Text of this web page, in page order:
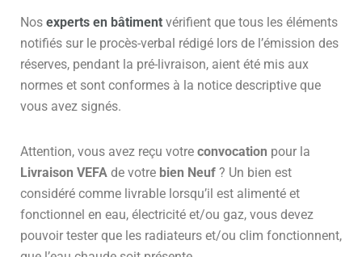
Nos experts en bâtiment vérifient que tous les éléments
notifiés sur le procès-verbal rédigé lors de l’émission des
réserves, pendant la pré-livraison, aient été mis aux
normes et sont conformes à la notice descriptive que
vous avez signés.
Attention, vous avez reçu votre convocation pour la
Livraison VEFA de votre bien Neuf ? Un bien est
considéré comme livrable lorsqu’il est alimenté et
fonctionnel en eau, électricité et/ou gaz, vous devez
pouvoir tester que les radiateurs et/ou clim fonctionnent,